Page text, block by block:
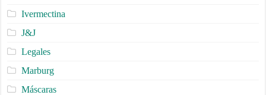
Ivermectina
J&J
Legales
Marburg
Máscaras